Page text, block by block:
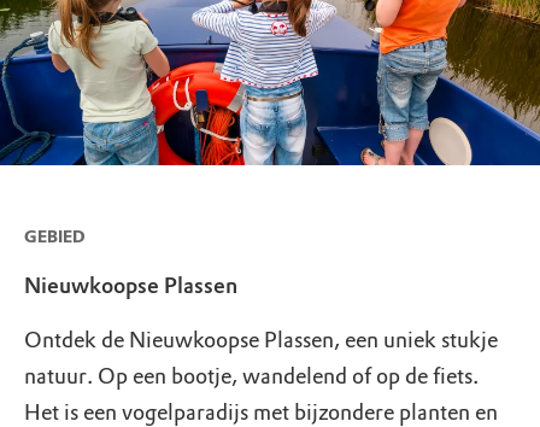
GEBIED
Nieuwkoopse Plassen
Ontdek de Nieuwkoopse Plassen, een uniek stukje
natuur. Op een bootje, wandelend of op de fiets.
Het is een vogelparadijs met bijzondere planten en